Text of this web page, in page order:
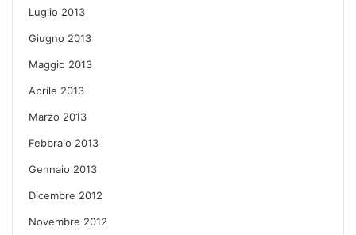
Luglio 2013
Giugno 2013
Maggio 2013
Aprile 2013
Marzo 2013
Febbraio 2013
Gennaio 2013
Dicembre 2012
Novembre 2012